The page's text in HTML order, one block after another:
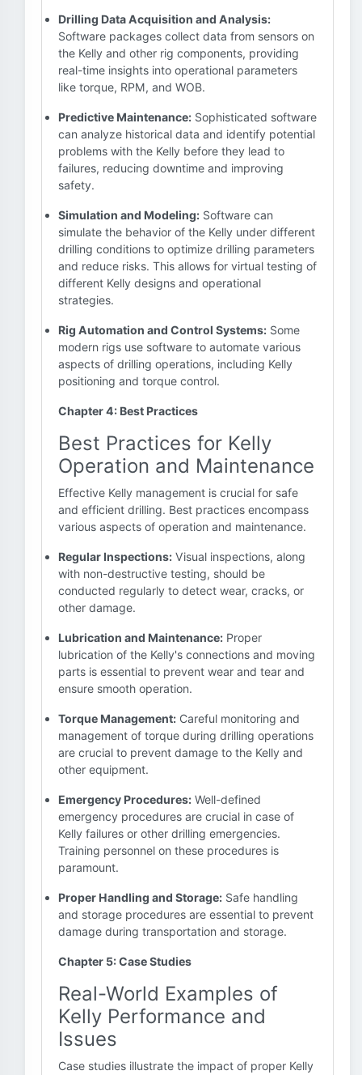
Drilling Data Acquisition and Analysis:
Software packages collect data from sensors on
the Kelly and other rig components, providing
real-time insights into operational parameters
like torque, RPM, and WOB.
Predictive Maintenance: Sophisticated software
can analyze historical data and identify potential
problems with the Kelly before they lead to
failures, reducing downtime and improving
safety.
Simulation and Modeling: Software can
simulate the behavior of the Kelly under different
drilling conditions to optimize drilling parameters
and reduce risks. This allows for virtual testing of
different Kelly designs and operational
strategies.
Rig Automation and Control Systems: Some
modern rigs use software to automate various
aspects of drilling operations, including Kelly
positioning and torque control.
Chapter 4: Best Practices
Best Practices for Kelly
Operation and Maintenance
Effective Kelly management is crucial for safe
and efficient drilling. Best practices encompass
various aspects of operation and maintenance.
Regular Inspections: Visual inspections, along
with non-destructive testing, should be
conducted regularly to detect wear, cracks, or
other damage.
Lubrication and Maintenance: Proper
lubrication of the Kelly's connections and moving
parts is essential to prevent wear and tear and
ensure smooth operation.
Torque Management: Careful monitoring and
management of torque during drilling operations
are crucial to prevent damage to the Kelly and
other equipment.
Emergency Procedures: Well-defined
emergency procedures are crucial in case of
Kelly failures or other drilling emergencies.
Training personnel on these procedures is
paramount.
Proper Handling and Storage: Safe handling
and storage procedures are essential to prevent
damage during transportation and storage.
Chapter 5: Case Studies
Real-World Examples of
Kelly Performance and
Issues
Case studies illustrate the impact of proper Kelly